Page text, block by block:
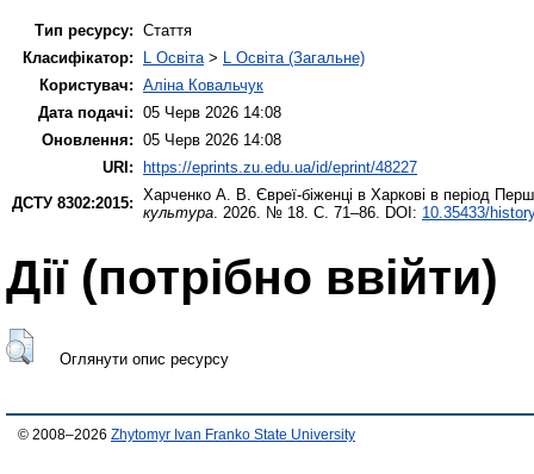
Тип ресурсу: Стаття
Класифікатор:
L Освіта > L Освіта (Загальне)
Користувач: Аліна Ковальчук
Дата подачі: 05 Черв 2026 14:08
Оновлення: 05 Черв 2026 14:08
URI: https://eprints.zu.edu.ua/id/eprint/48227
ДСТУ 8302:2015: Харченко А. В. Євреї-біженці в Харкові в період
культура . 2026. № 18. С. 71–86. DOI: 10.35433/
Дії ​​(потрібно ввійти)
Оглянути опис ресурсу
© 2008–2026 Zhytomyr Ivan Franko State University